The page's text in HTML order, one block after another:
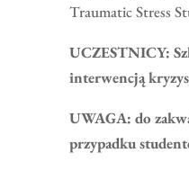
Traumatic Stress
UCZESTNICY:
interwencją
UWAGA: do
przypadku